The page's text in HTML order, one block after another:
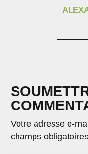
Votre adresse e-
champs